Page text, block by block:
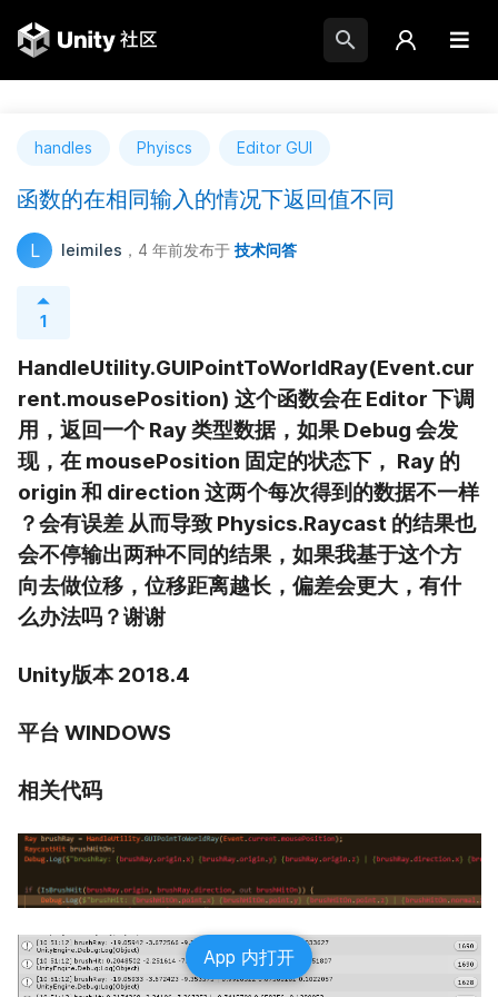
handles Phyiscs Editor GUI
函数的在相同输入的情况下返回值不同
L leimiles ，4 年前发布于 技术问答
1
HandleUtility.GUIPointToWorldRay(Event.cur
rent.mousePosition) 这个函数会在 Editor 下调
用，返回一个 Ray 类型数据，如果 Debug 会发
现，在 mousePosition 固定的状态下， Ray 的
origin 和 direction 这两个每次得到的数据不一样
？会有误差 从而导致 Physics.Raycast 的结果也
会不停输出两种不同的结果，如果我基于这个方
向去做位移，位移距离越长，偏差会更大，有什
么办法吗？谢谢
Unity版本 2018.4
平台 WINDOWS
相关代码
App 内打开